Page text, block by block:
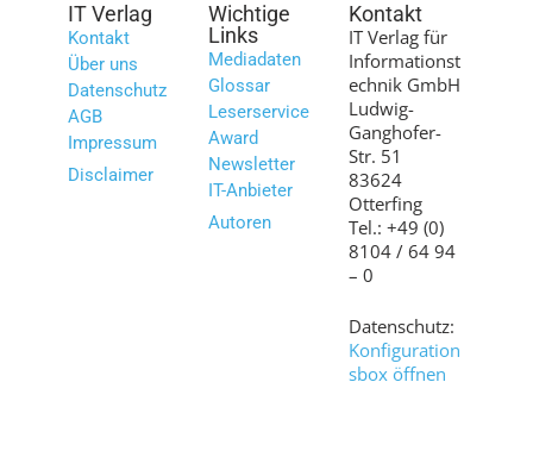
IT Verlag
Kontakt
Über uns
Datenschutz
AGB
Impressum
Disclaimer
Wichtige
Links
Mediadaten
Glossar
Leserservice
Award
Newsletter
IT-Anbieter
Autoren
Kontakt
IT Verlag für
Informationst
echnik GmbH
Ludwig-
Ganghofer-
Str. 51
83624
Otterfing
Tel.: +49 (0)
8104 / 64 94
– 0
Datenschutz:
Konfiguration
sbox öffnen